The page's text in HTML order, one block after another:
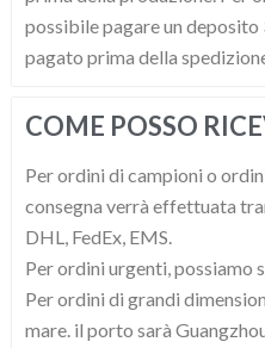
possibile pagare un deposito
pagato prima della
COME POSSO
Per ordini di campioni o
consegna verrà effettuata
DHL, FedEx, EMS.
Per ordini urgenti, possiamo
Per ordini di grandi
mare. il porto sarà